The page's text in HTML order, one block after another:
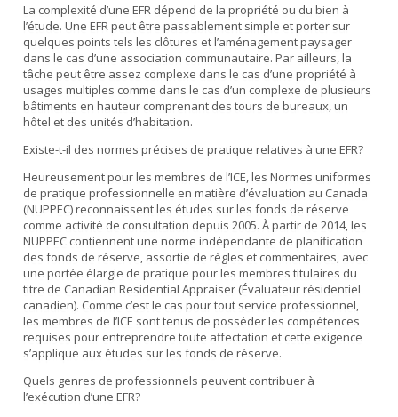
La complexité d’une EFR dépend de la propriété ou du bien à
l’étude. Une EFR peut être passablement simple et porter sur
quelques points tels les clôtures et l’aménagement paysager
dans le cas d’une association communautaire. Par ailleurs, la
tâche peut être assez complexe dans le cas d’une propriété à
usages multiples comme dans le cas d’un complexe de plusieurs
bâtiments en hauteur comprenant des tours de bureaux, un
hôtel et des unités d’habitation.
Existe-t-il des normes précises de pratique relatives à une EFR?
Heureusement pour les membres de l’ICE, les Normes uniformes
de pratique professionnelle en matière d’évaluation au Canada
(NUPPEC) reconnaissent les études sur les fonds de réserve
comme activité de consultation depuis 2005. À partir de 2014, les
NUPPEC contiennent une norme indépendante de planification
des fonds de réserve, assortie de règles et commentaires, avec
une portée élargie de pratique pour les membres titulaires du
titre de Canadian Residential Appraiser (Évaluateur résidentiel
canadien). Comme c’est le cas pour tout service professionnel,
les membres de l’ICE sont tenus de posséder les compétences
requises pour entreprendre toute affectation et cette exigence
s’applique aux études sur les fonds de réserve.
Quels genres de professionnels peuvent contribuer à
l’exécution d’une EFR?